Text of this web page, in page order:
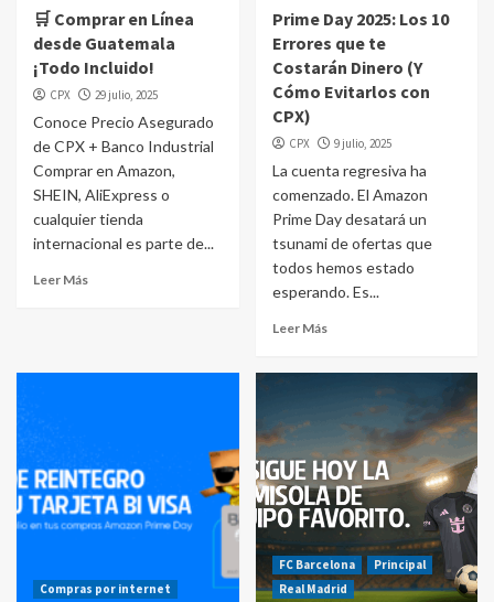
🛒 Comprar en Línea
desde Guatemala
¡Todo Incluido!
CPX 29 julio, 2025
Conoce Precio Asegurado
de CPX + Banco Industrial
Comprar en Amazon,
SHEIN, AliExpress o
cualquier tienda
internacional es parte de...
Leer Más
Prime Day 2025: Los 10
Errores que te
Costarán Dinero (Y
Cómo Evitarlos con
CPX)
CPX 9 julio, 2025
La cuenta regresiva ha
comenzado. El Amazon
Prime Day desatará un
tsunami de ofertas que
todos hemos estado
esperando. Es...
Leer Más
Compras por internet
FC Barcelona
Principal
Real Madrid